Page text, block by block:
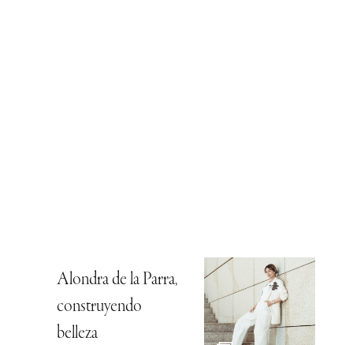
Alondra de la Parra,
construyendo
belleza